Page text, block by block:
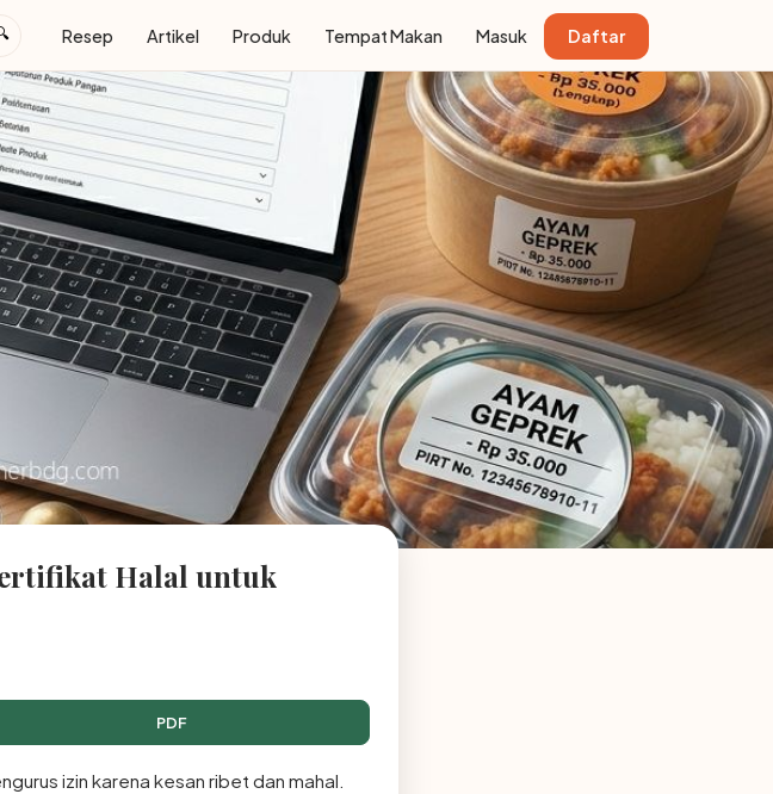
Resep Artikel Produk Tempat Makan Masuk Daftar
Halal untuk
PDF
izin karena kesan ribet dan mahal.